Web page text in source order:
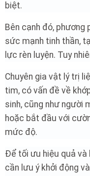
biệt.
Bên cạnh đó, phương
sức mạnh tinh thần,
lực rèn luyện. Tuy
Chuyên gia vật lý trị
tim, có vấn đề về
sinh, cũng như người
hoặc bắt đầu với
mức độ.
Để tối ưu hiệu quả và
cần lưu ý khởi động